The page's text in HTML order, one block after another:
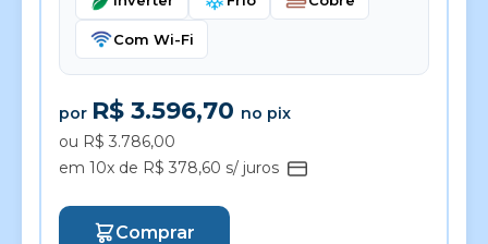
Com Wi-Fi
por R$ 3.596,70 no pix
ou R$ 3.786,00
em 10x de R$ 378,60 s/ juros
Comprar